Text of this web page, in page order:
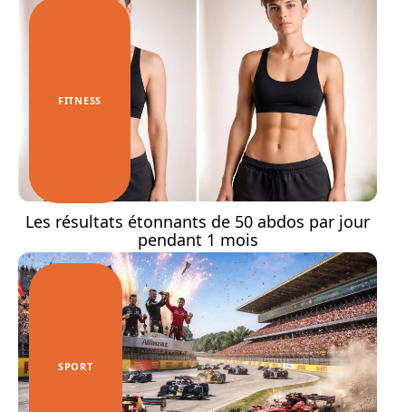
FITNESS
Les résultats étonnants de 50 abdos par jour
pendant 1 mois
SPORT